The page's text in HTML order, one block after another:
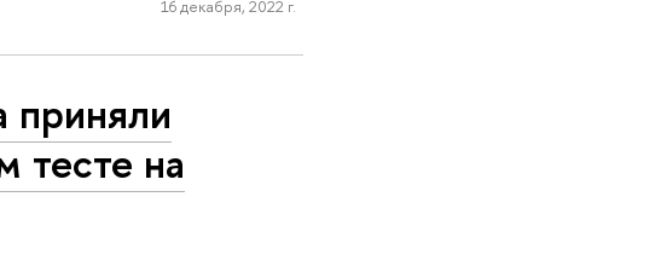
16 декабря, 2022 г.
приняли
тесте на